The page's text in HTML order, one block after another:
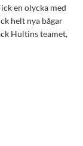
en olycka med
helt nya bågar
Hultins teamet,